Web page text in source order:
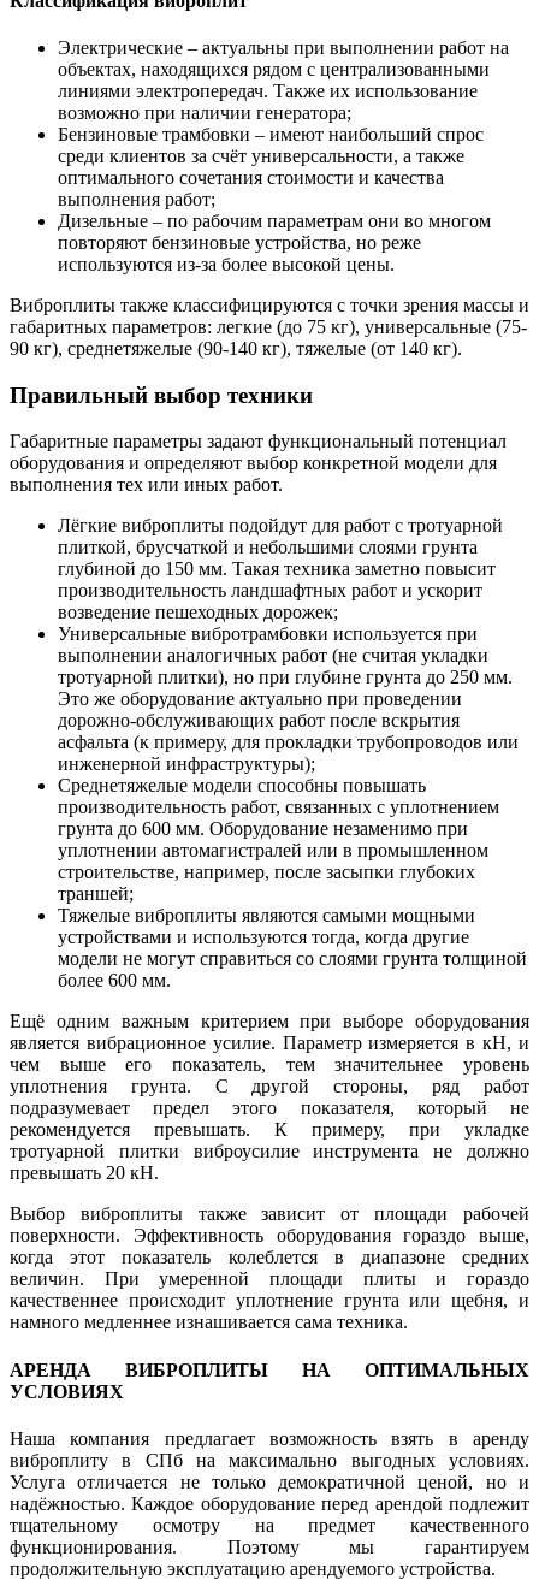
Электрические – актуальны при выполнении работ на
объектах, находящихся рядом с централизованными
линиями электропередач. Также их использование
возможно при наличии генератора;
Бензиновые трамбовки – имеют наибольший спрос
среди клиентов за счёт универсальности, а также
оптимального сочетания стоимости и качества
выполнения работ;
Дизельные – по рабочим параметрам они во многом
повторяют бензиновые устройства, но реже
используются из-за более высокой цены.
Виброплиты также классифицируются с точки зрения массы и
габаритных параметров: легкие (до 75 кг), универсальные (75-
90 кг), среднетяжелые (90-140 кг), тяжелые (от 140 кг).
Правильный выбор техники
Габаритные параметры задают функциональный потенциал
оборудования и определяют выбор конкретной модели для
выполнения тех или иных работ.
Лёгкие виброплиты подойдут для работ с тротуарной
плиткой, брусчаткой и небольшими слоями грунта
глубиной до 150 мм. Такая техника заметно повысит
производительность ландшафтных работ и ускорит
возведение пешеходных дорожек;
Универсальные вибротрамбовки используется при
выполнении аналогичных работ (не считая укладки
тротуарной плитки), но при глубине грунта до 250 мм.
Это же оборудование актуально при проведении
дорожно-обслуживающих работ после вскрытия
асфальта (к примеру, для прокладки трубопроводов или
инженерной инфраструктуры);
Среднетяжелые модели способны повышать
производительность работ, связанных с уплотнением
грунта до 600 мм. Оборудование незаменимо при
уплотнении автомагистралей или в промышленном
строительстве, например, после засыпки глубоких
траншей;
Тяжелые виброплиты являются самыми мощными
устройствами и используются тогда, когда другие
модели не могут справиться со слоями грунта толщиной
более 600 мм.
Ещё одним важным критерием при выборе оборудования
является вибрационное усилие. Параметр измеряется в кН, и
чем выше его показатель, тем значительнее уровень
уплотнения грунта. С другой стороны, ряд работ
подразумевает предел этого показателя, который не
рекомендуется превышать. К примеру, при укладке
тротуарной плитки виброусилие инструмента не должно
превышать 20 кН.
Выбор виброплиты также зависит от площади рабочей
поверхности. Эффективность оборудования гораздо выше,
когда этот показатель колеблется в диапазоне средних
величин. При умеренной площади плиты и гораздо
качественнее происходит уплотнение грунта или щебня, и
намного медленнее изнашивается сама техника.
АРЕНДА ВИБРОПЛИТЫ НА ОПТИМАЛЬНЫХ
УСЛОВИЯХ
Наша компания предлагает возможность взять в аренду
виброплиту в СПб на максимально выгодных условиях.
Услуга отличается не только демократичной ценой, но и
надёжностью. Каждое оборудование перед арендой подлежит
тщательному осмотру на предмет качественного
функционирования. Поэтому мы гарантируем
продолжительную эксплуатацию арендуемого устройства.